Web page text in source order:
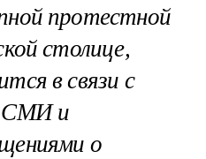
протестной
столице,
в связи с
СМИ и
о